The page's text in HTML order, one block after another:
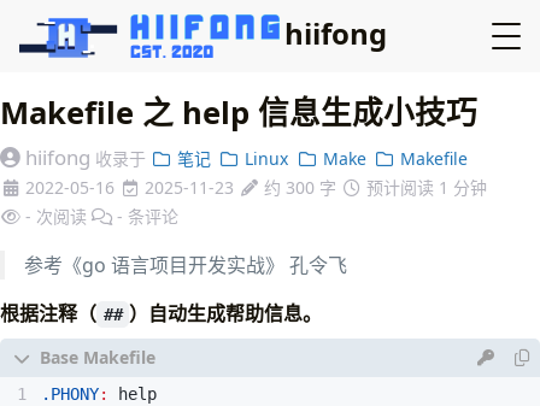
hiifong
Makefile 之 help 信息生成小技巧
hiifong 收录于 笔记 Linux Make
Makefile
2022-05-16
2025-11-23 约 300 字
预计阅读 1 分钟
- 次阅读 - 条评论
参考《go 语言项目开发实战》 孔令飞
根据注释（ ## ）自动生成帮助信息。
.PHONY:
help